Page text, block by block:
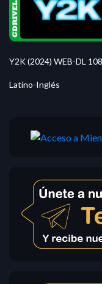
Y2K (2024) WEB-DL
Latino-Inglés